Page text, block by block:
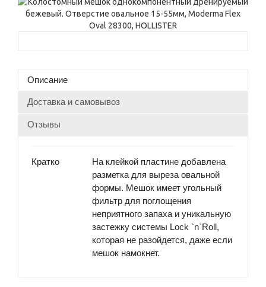
Описание
Доставка и самовывоз
Отзывы
Кратко
На клейкой пластине добавлена
разметка для выреза овальной
формы. Мешок имеет угольный
фильтр для поглощения
неприятного запаха и уникальную
застежку системы Lock `n`Roll,
которая не разойдется, даже если
мешок намокнет.